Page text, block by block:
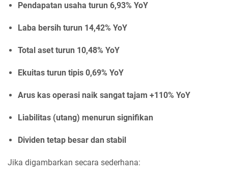
Pendapatan usaha turun 6,93% YoY
Laba bersih turun 14,42% YoY
Total aset turun 10,48% YoY
Ekuitas turun tipis 0,69% YoY
Arus kas operasi naik sangat tajam +110% YoY
Liabilitas (utang) menurun signifikan
Dividen tetap besar dan stabil
Jika digambarkan secara sederhana: